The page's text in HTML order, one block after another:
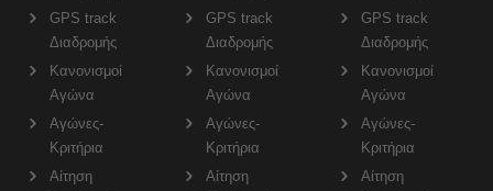
GPS track
Διαδρομής
Κανονισμοί
Αγώνα
Αγώνες-
Κριτήρια
Αίτηση
GPS track
Διαδρομής
Κανονισμοί
Αγώνα
Αγώνες-
Κριτήρια
Αίτηση
GPS track
Διαδρομής
Κανονισμοί
Αγώνα
Αγώνες-
Κριτήρια
Αίτηση